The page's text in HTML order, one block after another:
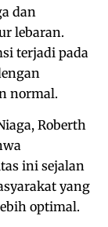
dan
lebaran.
terjadi pada
normal.
Roberth
ini sejalan
yang
optimal.